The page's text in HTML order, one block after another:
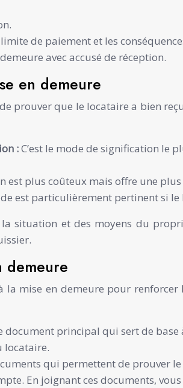
de paiement et les
avec accusé de réception.
en demeure
prouver que le locataire a bien
:C’est le mode de signification le
est plus coûteux mais offre une
est particulièrement pertinent si
situation et des moyens du
demeure
mise en demeure pour
document principal qui sert de
locataire.
qui permettent de prouver
En joignant ces documents,